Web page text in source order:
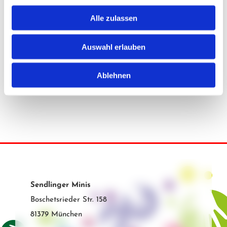
Alle zulassen
Auswahl erlauben
Ablehnen
Heise Home­pages |Home­page er­stel­len las­sen
Heise Re­gio­Con­cept |On­line Mar­ke­ting Agen­tur
Sendlinger Minis
Boschetsrieder Str. 158
81379 München